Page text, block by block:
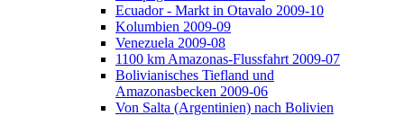
Ecuador - Markt in Otavalo 2009-10
Kolumbien 2009-09
Venezuela 2009-08
1100 km Amazonas-Flussfahrt 2009-07
Bolivianisches Tiefland und
Amazonasbecken 2009-06
Von Salta (Argentinien) nach Bolivien